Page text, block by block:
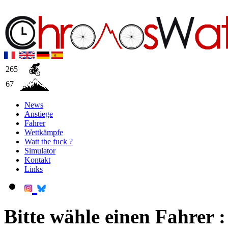
265
67
News
Anstiege
Fahrer
Wettkämpfe
Watt the fuck ?
Simulator
Kontakt
Links
Bitte wähle einen Fahrer :